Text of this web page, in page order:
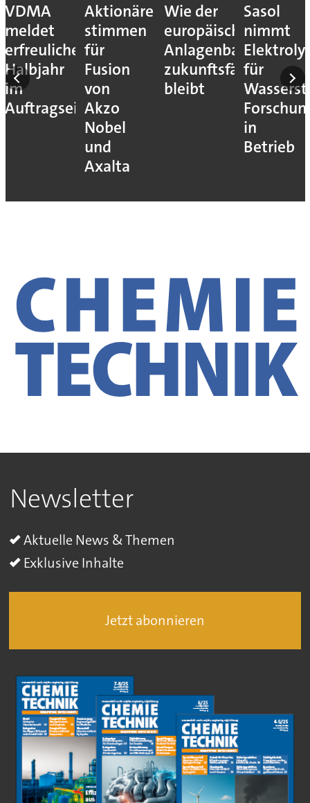
VDMA
meldet
erfreuliches
Halbjahr
im
Auftragseingang
Aktionäre
stimmen
für
Fusion
von
Akzo
Nobel
und
Axalta
Wie der
europäische
Anlagenbau
zukunftsfähig
bleibt
Sasol
nimmt
für
in
Betrieb
Newsletter
Aktuelle News & Themen
Exklusive Inhalte
Jetzt abonnieren